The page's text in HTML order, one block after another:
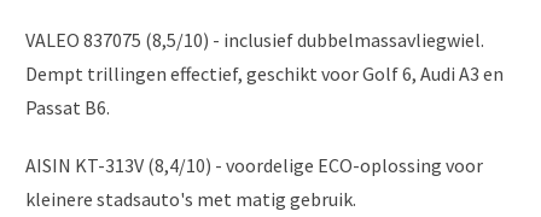
VALEO 837075 (8,5/10) - inclusief dubbelmassavliegwiel.
Dempt trillingen effectief, geschikt voor Golf 6, Audi A3 en
Passat B6.
AISIN KT-313V (8,4/10) - voordelige ECO-oplossing voor
kleinere stadsauto's met matig gebruik.